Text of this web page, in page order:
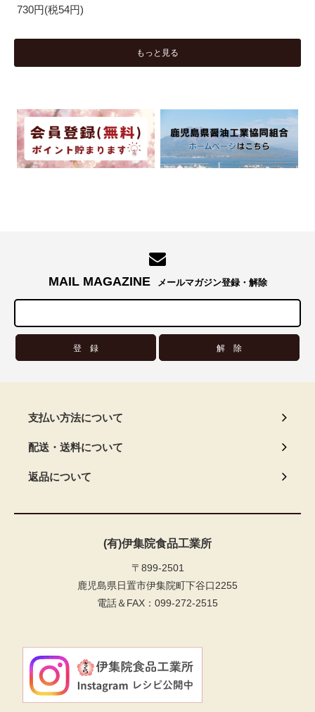
730円(税54円)
もっと見る
MAIL MAGAZINE メールマガジン登録・解除
支払い方法について
配送・送料について
返品について
(有)伊集院食品工業所
〒899-2501
鹿児島県日置市伊集院町下谷口2255
電話＆FAX：099-272-2515